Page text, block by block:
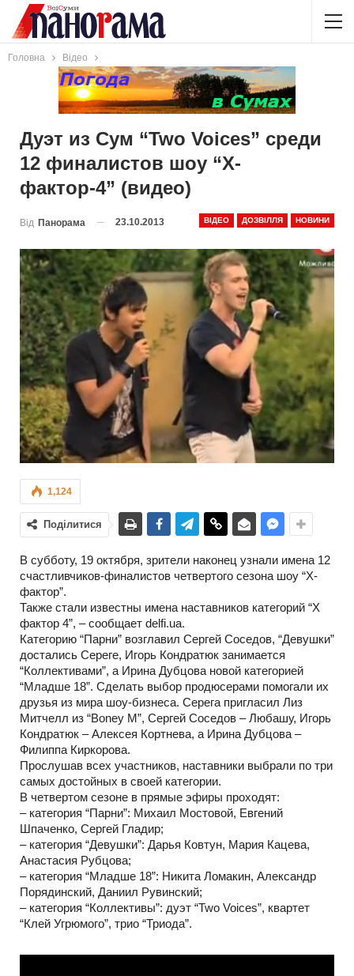
Головна Відео
Дуэт из Сум “Two Voices” среди
12 финалистов шоу “Х-
фактор-4” (видео)
ВІДЕО ДОЗВІЛЛЯ НОВИНИ
Від Панорама 23.10.2013
1,124
Поділитися
В субботу, 19 октября, зрители наконец узнали имена 12
счастливчиков-финалистов четвертого сезона шоу “Х-
фактор”.
Также стали известны имена наставников категорий “Х
фактор 4”, – сообщает delfi.ua.
Категорию “Парни” возглавил Сергей Соседов, “Девушки”
достались Сереге, Игорь Кондратюк занимается
“Коллективами”, а Ирина Дубцова новой категорией
“Младше 18”. Сделать выбор продюсерами помогали их
друзья из мира шоу-бизнеса. Серега пригласил Лиз
Митчелл из “Boney M”, Сергей Соседов – Любашу, Игорь
Кондратюк – Алексея Кортнева, а Ирина Дубцова –
Филиппа Киркорова.
Прослушав всех участников, наставники выбрали по три
самых достойных в своей категории.
В четвертом сезоне в прямые эфиры проходят:
– категория “Парни”: Михаил Мостовой, Евгений
Шпаченко, Сергей Гладир;
– категория “Девушки”: Дарья Ковтун, Мария Кацева,
Анастасия Рубцова;
– категория “Младше 18”: Никита Ломакин, Александр
Порядинский, Даниил Рувинский;
– категория “Коллективы”: дуэт “Two Voices”, квартет
“Клей Угрюмого”, трио “Триода”.